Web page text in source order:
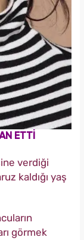
ETTİ
verdiği
kaldığı yaş
görmek